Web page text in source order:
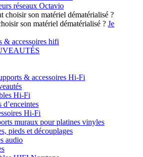
réseaux Octavio
son matériel dématérialisé ? Je
& accessoires hifi
& accessoires Hi-Fi
Hi-Fi
d’enceintes
Hi-Fi
muraux pour platines vinyles
pieds et découplages
audio